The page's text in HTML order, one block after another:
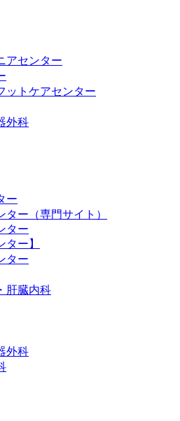
アセンター
ットケアセンター
外科
ー
ター（専門サイト）
ター
ター】
ター
肝臓内科
外科